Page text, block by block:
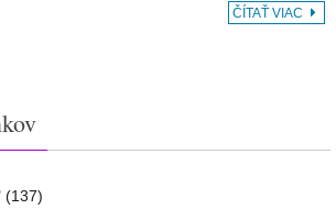
ČÍTAŤ VIAC
(137)